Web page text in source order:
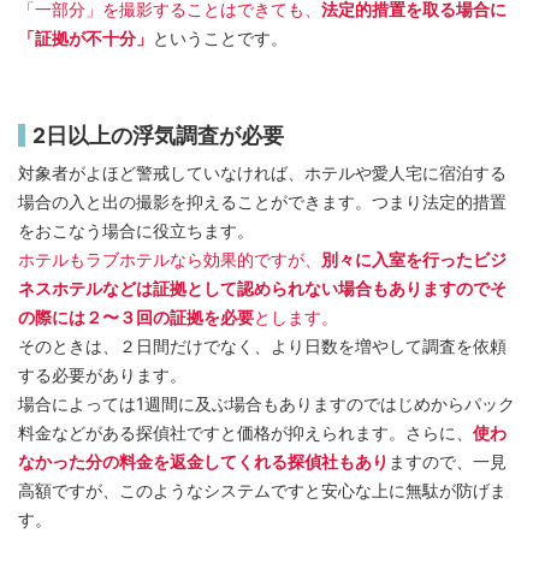
「一部分」を撮影することはできても、 法定的措置を取る場合に
「証拠が不十分」 ということです。
2日以上の浮気調査が必要
対象者がよほど警戒していなければ、ホテルや愛人宅に宿泊する
場合の入と出の撮影を抑えることができます。つまり法定的措置
をおこなう場合に役立ちます。
ホテルもラブホテルなら効果的ですが、 別々に入室を行ったビジ
ネスホテルなどは証拠として認められない場合もありますのでそ
の際には２〜３回の証拠を必要とします。
そのときは、２日間だけでなく、より日数を増やして調査を依頼
する必要があります。
場合によっては1週間に及ぶ場合もありますのではじめからパック
料金などがある探偵社ですと価格が抑えられます。さらに、 使わ
なかった分の料金を返金してくれる探偵社もあり ますので、一見
高額ですが、このようなシステムですと安心な上に無駄が防げま
す。